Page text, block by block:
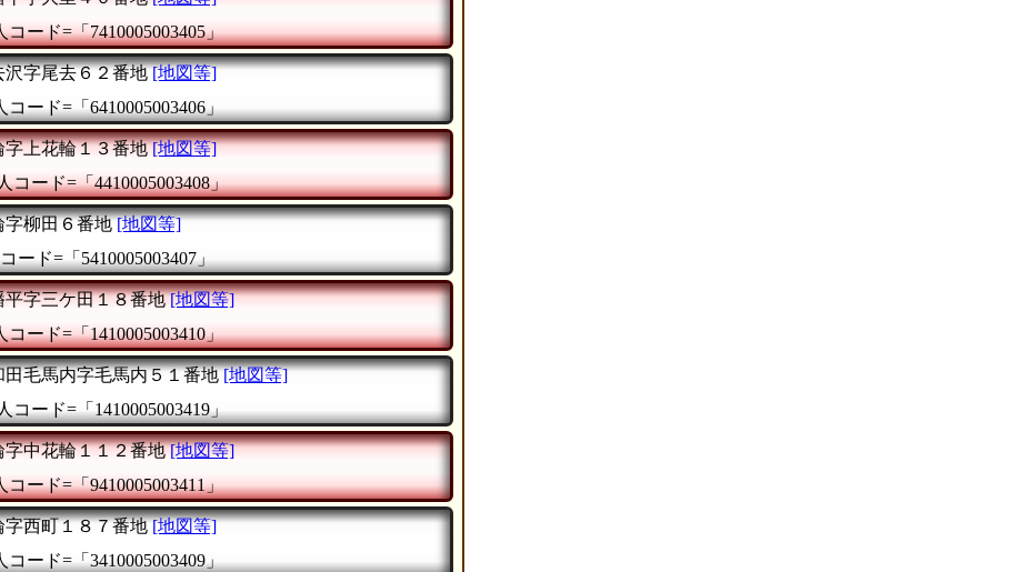
コード=「7410005003405」
字尾去６２番地 [地図等]
コード=「6410005003406」
上花輪１３番地 [地図等]
コード=「4410005003408」
柳田６番地 [地図等]
ード=「5410005003407」
字三ケ田１８番地 [地図等]
コード=「1410005003410」
毛馬内字毛馬内５１番地 [地図等]
コード=「1410005003419」
中花輪１１２番地 [地図等]
コード=「9410005003411」
西町１８７番地 [地図等]
コード=「3410005003409」